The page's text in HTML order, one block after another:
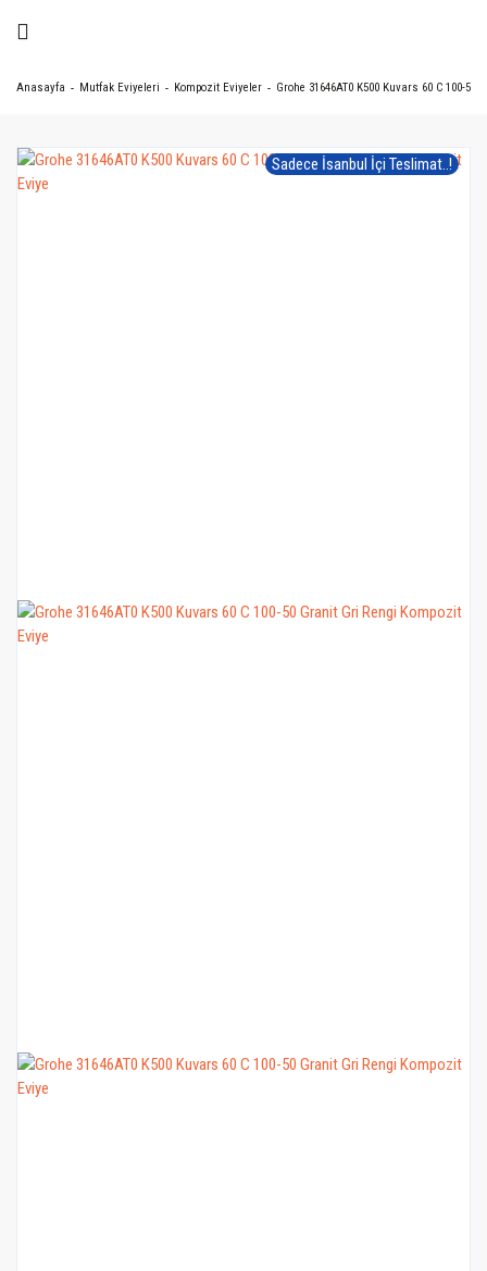
Anasayfa Mutfak Eviyeleri Kompozit Eviyeler Grohe 31646AT0 K500 Kuvars 60 C 100-
Sadece İsanbul İçi Teslimat..!